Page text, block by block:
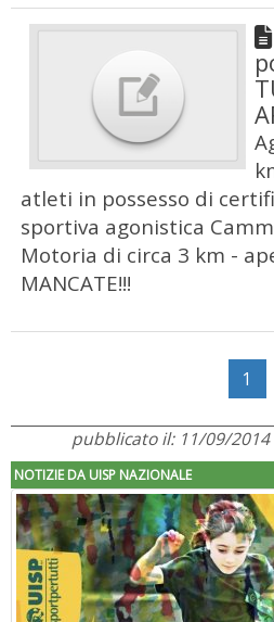
atleti in possesso di
sportiva agonistica
Motoria di circa 3 km -
MANCATE!!!
1
pubblicato il: 11/09/
NOTIZIE DA UISP NAZIONALE